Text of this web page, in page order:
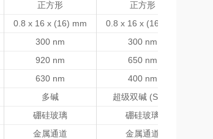
正方形
正方形
0.8 x 16 x (16) mm 0.8 x 16 x (16) mm
300 nm
300 nm
920 nm
650 nm
630 nm
400 nm
多碱 超级双碱 (SBA)
硼硅玻璃
硼硅玻璃
金属通道
金属通道